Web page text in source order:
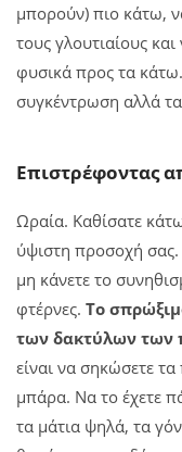
μπορούν) πιο κάτω,
τους γλουτιαίους
φυσικά προς τα κάτω.
συγκέντρωση αλλά
Επιστρέφοντας
Ωραία. Καθίσατε
ύψιστη προσοχή
μη κάνετε το
φτέρνες. Το
των δακτύλων των
είναι να σηκώσετε
μπάρα. Να το έχετε
τα μάτια ψηλά, τα